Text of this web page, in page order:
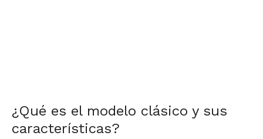
¿Qué es el modelo clásico y sus
características?